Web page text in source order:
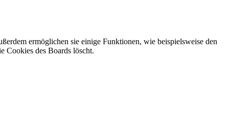
ermöglichen sie einige Funktionen, wie beispielsweise den
Cookies des Boards löscht.